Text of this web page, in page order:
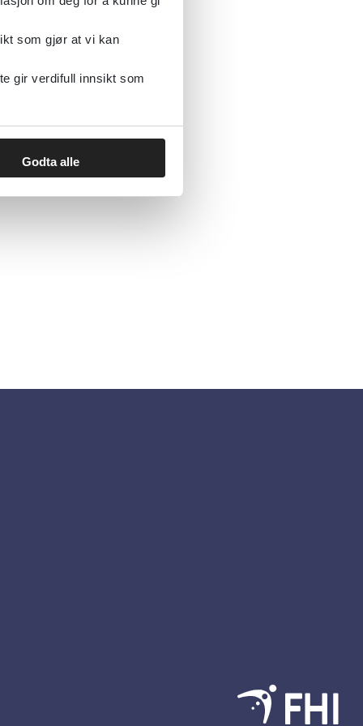
som gjør at vi kan
gir verdifull innsikt som
Godta alle